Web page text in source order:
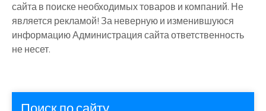
сайта в поиске необходимых товаров и компаний. Не
является рекламой! За неверную и изменившуюся
информацию Администрация сайта ответственность
не несет.